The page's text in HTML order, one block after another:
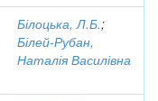
Білоцька, Л.Б.;
Білей-Рубан,
Наталія Василівна